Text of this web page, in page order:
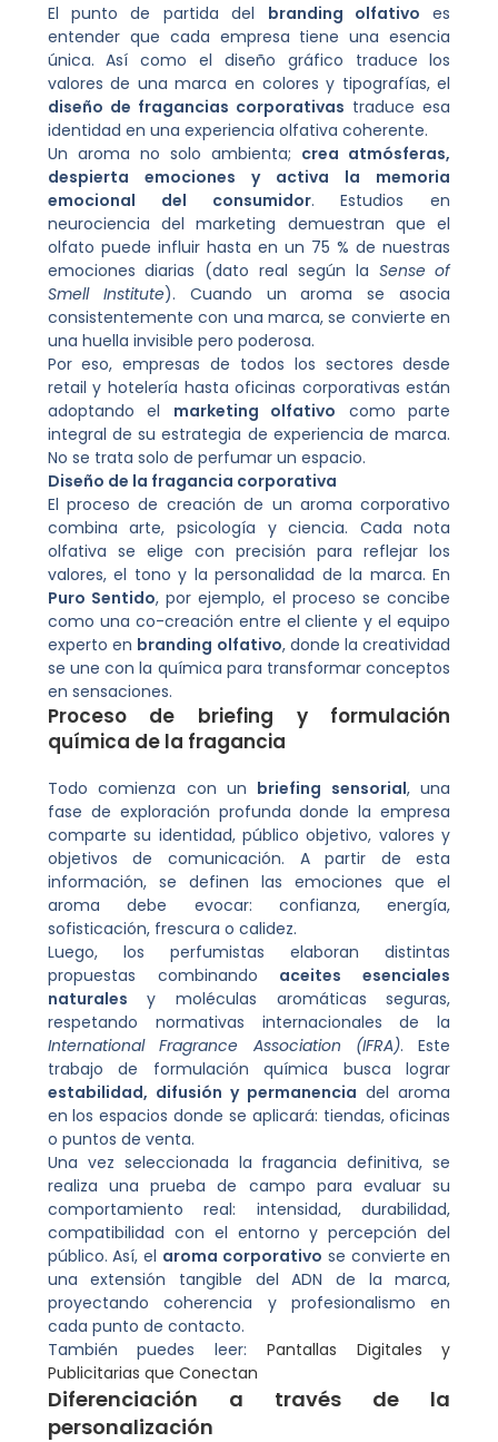
El punto de partida del branding olfativo es
entender que cada empresa tiene una esencia
única. Así como el diseño gráfico traduce los
valores de una marca en colores y tipografías, el
diseño de fragancias corporativas traduce esa
identidad en una experiencia olfativa coherente.
Un aroma no solo ambienta; crea atmósferas,
despierta emociones y activa la memoria
emocional del consumidor. Estudios en
neurociencia del marketing demuestran que el
olfato puede influir hasta en un 75 % de nuestras
emociones diarias (dato real según la Sense of
Smell Institute). Cuando un aroma se asocia
consistentemente con una marca, se convierte en
una huella invisible pero poderosa.
Por eso, empresas de todos los sectores desde
retail y hotelería hasta oficinas corporativas están
adoptando el marketing olfativo como parte
integral de su estrategia de experiencia de marca.
No se trata solo de perfumar un espacio.
Diseño de la fragancia corporativa
El proceso de creación de un aroma corporativo
combina arte, psicología y ciencia. Cada nota
olfativa se elige con precisión para reflejar los
valores, el tono y la personalidad de la marca. En
Puro Sentido, por ejemplo, el proceso se concibe
como una co-creación entre el cliente y el equipo
experto en branding olfativo, donde la creatividad
se une con la química para transformar conceptos
en sensaciones.
Proceso de briefing y formulación
química de la fragancia
Todo comienza con un briefing sensorial, una
fase de exploración profunda donde la empresa
comparte su identidad, público objetivo, valores y
objetivos de comunicación. A partir de esta
información, se definen las emociones que el
aroma debe evocar: confianza, energía,
sofisticación, frescura o calidez.
Luego, los perfumistas elaboran distintas
propuestas combinando aceites esenciales
naturales y moléculas aromáticas seguras,
respetando normativas internacionales de la
International Fragrance Association (IFRA). Este
trabajo de formulación química busca lograr
estabilidad, difusión y permanencia del aroma
en los espacios donde se aplicará: tiendas, oficinas
o puntos de venta.
Una vez seleccionada la fragancia definitiva, se
realiza una prueba de campo para evaluar su
comportamiento real: intensidad, durabilidad,
compatibilidad con el entorno y percepción del
público. Así, el aroma corporativo se convierte en
una extensión tangible del ADN de la marca,
proyectando coherencia y profesionalismo en
cada punto de contacto.
También puedes leer: Pantallas Digitales y
Publicitarias que Conectan
Diferenciación a través de la
personalización